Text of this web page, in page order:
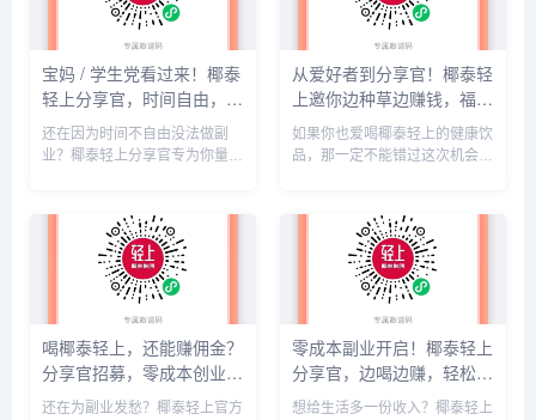
宝妈 / 学生党看过来！椰泰
轻上分享官，时间自由，在
家也能赚
还在因为时间不自由没法做副
业？椰泰轻上分享官专为你量身
党，都能在这里找到适合自己的
增收方式。成为分享官，你可以
自由安排时间：带娃间隙、下课
从爱好者到分享官！椰泰轻
上邀你边种草边赚钱，福利
拉满
如果你也爱喝椰泰轻上的健康饮
品，那一定不能错过这次机会
享好物赚取佣金，实现 “喝得开
心，赚得舒心”！作为分享官，
你将享受多重福利：专属高佣金
喝椰泰轻上，还能赚佣金？
分享官招募，零成本创业等
你来
还在为副业发愁？椰泰轻上官方
零成本副业开启！椰泰轻上
分享官，边喝边赚，轻松变
现
想给生活多一份收入？椰泰轻上